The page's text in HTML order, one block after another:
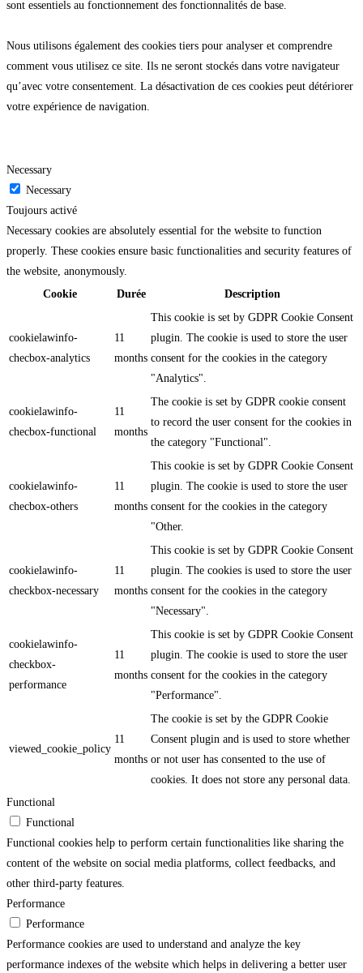
sont essentiels au fonctionnement des fonctionnalités de base.
Nous utilisons également des cookies tiers pour analyser et comprendre
comment vous utilisez ce site. Ils ne seront stockés dans votre navigateur
qu’avec votre consentement. La désactivation de ces cookies peut détériorer
votre expérience de navigation.
Necessary
Necessary
Toujours activé
Necessary cookies are absolutely essential for the website to function
properly. These cookies ensure basic functionalities and security features of
the website, anonymously.
Cookie
Durée Description
cookielawinfo-
checbox-analytics
11
months
This cookie is set by GDPR Cookie Consent
plugin. The cookie is used to store the user
consent for the cookies in the category
"Analytics".
cookielawinfo-
checbox-functional
11
months
The cookie is set by GDPR cookie consent
to record the user consent for the cookies in
the category "Functional".
cookielawinfo-
checbox-others
11
months
This cookie is set by GDPR Cookie Consent
plugin. The cookie is used to store the user
consent for the cookies in the category
"Other.
cookielawinfo-
checkbox-necessary
11
months
This cookie is set by GDPR Cookie Consent
plugin. The cookies is used to store the user
consent for the cookies in the category
"Necessary".
cookielawinfo-
checkbox-
performance
11
months
This cookie is set by GDPR Cookie Consent
plugin. The cookie is used to store the user
consent for the cookies in the category
"Performance".
viewed_cookie_policy
11
months
The cookie is set by the GDPR Cookie
Consent plugin and is used to store whether
or not user has consented to the use of
cookies. It does not store any personal data.
Functional
Functional
Functional cookies help to perform certain functionalities like sharing the
content of the website on social media platforms, collect feedbacks, and
other third-party features.
Performance
Performance
Performance cookies are used to understand and analyze the key
performance indexes of the website which helps in delivering a better user